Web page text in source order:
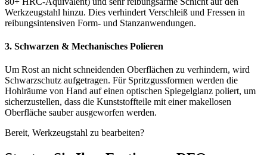
Werkzeugstahl hinzu. Dies verhindert Verschleiß und Fressen in
reibungsintensiven Form- und Stanzanwendungen.
3. Schwarzen & Mechanisches Polieren
Um Rost an nicht schneidenden Oberflächen zu verhindern, wird
Schwarzschutz aufgetragen. Für Spritzgussformen werden die
Hohlräume von Hand auf einen optischen Spiegelglanz poliert, um
sicherzustellen, dass die Kunststoffteile mit einer makellosen
Oberfläche sauber ausgeworfen werden.
Bereit, Werkzeugstahl zu bearbeiten?